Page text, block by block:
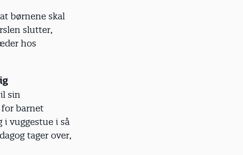
børnene skal
slutter,
hos
sin
barnet
vuggestue i så
tager over,